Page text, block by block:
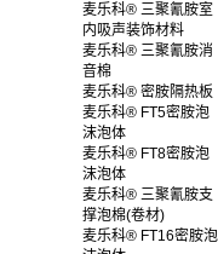
麦乐科® 三聚氰胺室
内吸声装饰材料
麦乐科® 三聚氰胺消
音棉
麦乐科® 密胺隔热板
麦乐科® FT5密胺泡
沫泡体
麦乐科® FT8密胺泡
沫泡体
麦乐科® 三聚氰胺支
撑泡棉(卷材)
麦乐科® FT16密胺泡